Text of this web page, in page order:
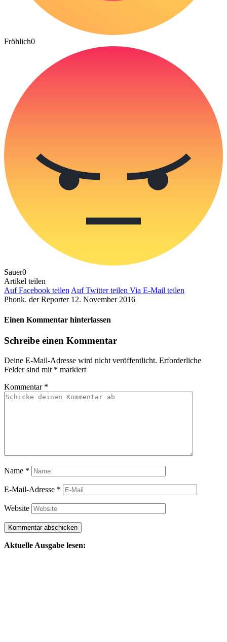
Fröhlich0
Sauer0
Artikel teilen
Auf Facebook teilen Auf Twitter teilen Via E-Mail teilen
Phonk. der Reporter 12. November 2016
Einen Kommentar hinterlassen
Schreibe einen Kommentar
Deine E-Mail-Adresse wird nicht veröffentlicht. Erforderliche
Felder sind mit * markiert
Kommentar *
Name *
E-Mail-Adresse *
Website
Aktuelle Ausgabe lesen: